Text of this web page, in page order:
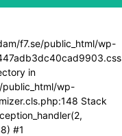
f7.se/public_html/wp-
in
wp-
Stack
#1